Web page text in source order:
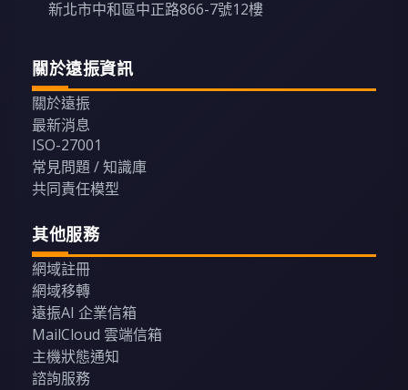
新北市中和區中正路866-7號12樓
關於遠振資訊
關於遠振
最新消息
ISO-27001
常見問題 / 知識庫
共同責任模型
其他服務
網域註冊
網域移轉
遠振AI 企業信箱
MailCloud 雲端信箱
主機狀態通知
諮詢服務